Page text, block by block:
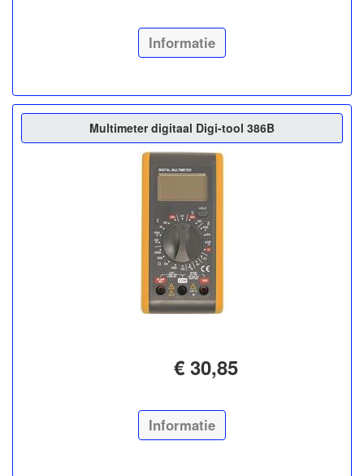
Informatie
Multimeter digitaal Digi-tool 386B
€ 30,85
Informatie